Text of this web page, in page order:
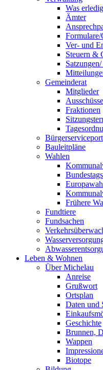
Was
Ämter
Ver- und
Steuern &
Gemeinderat
Mitglieder
Ausschüsse
Fraktionen
Bauleitpläne
Wahlen
Frühere
Fundtiere
Fundsachen
Leben & Wohnen
Über Michelau
Anreise
Grußwort
Ortsplan
Daten und
Geschichte
Brunnen,
Wappen
Biotope